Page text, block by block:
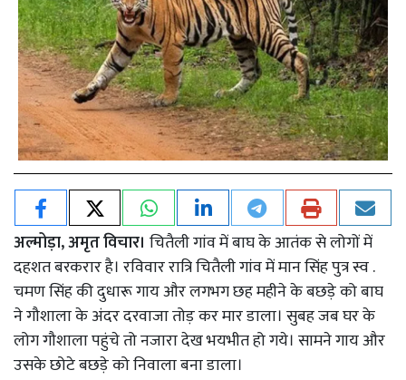
अल्मोड़ा, अमृत विचार। चितैली गांव में बाघ के आतंक से लोगों में
दहशत बरकरार है। रविवार रात्रि चितैली गांव में मान सिंह पुत्र स्व .
चमण सिंह की दुधारू गाय और लगभग छह महीने के बछड़े को बाघ
ने गौशाला के अंदर दरवाजा तोड़ कर मार डाला। सुबह जब घर के
लोग गौशाला पहुंचे तो नजारा देख भयभीत हो गये। सामने गाय और
उसके छोटे बछड़े को निवाला बना डाला।